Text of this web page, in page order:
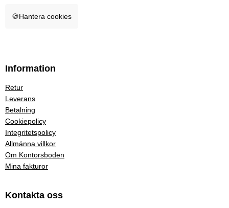
🍪Hantera cookies
Information
Retur
Leverans
Betalning
Cookiepolicy
Integritetspolicy
Allmänna villkor
Om Kontorsboden
Mina fakturor
Kontakta oss